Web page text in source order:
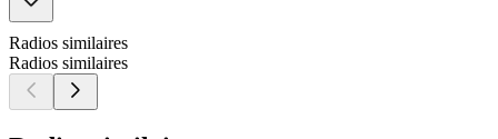
Radios similaires
Radios similaires